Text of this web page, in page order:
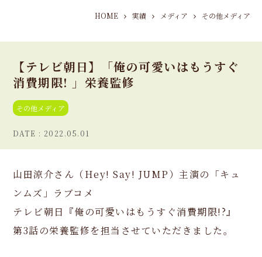
HOME 実績 メディア その他メディア
【テレビ朝日】「俺の可愛いはもうすぐ
消費期限! 」栄養監修
その他メディア
2022.05.01
山田涼介さん（Hey! Say! JUMP）主演の「キュ
ンムズ」ラブコメ
テレビ朝日『俺の可愛いはもうすぐ消費期限!?』
第3話の栄養監修を担当させていただきました。